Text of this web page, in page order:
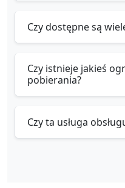
Czy dostępne są
Czy istnieje jakieś
pobierania?
Czy ta usługa